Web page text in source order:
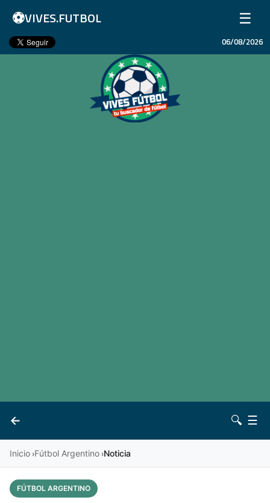
⚽VIVES.FUTBOL ☰
Inicio
06/08/2026
←
Vives 🔍 ☰
Inicio ›Fútbol Argentino ›Noticia
FÚTBOL ARGENTINO